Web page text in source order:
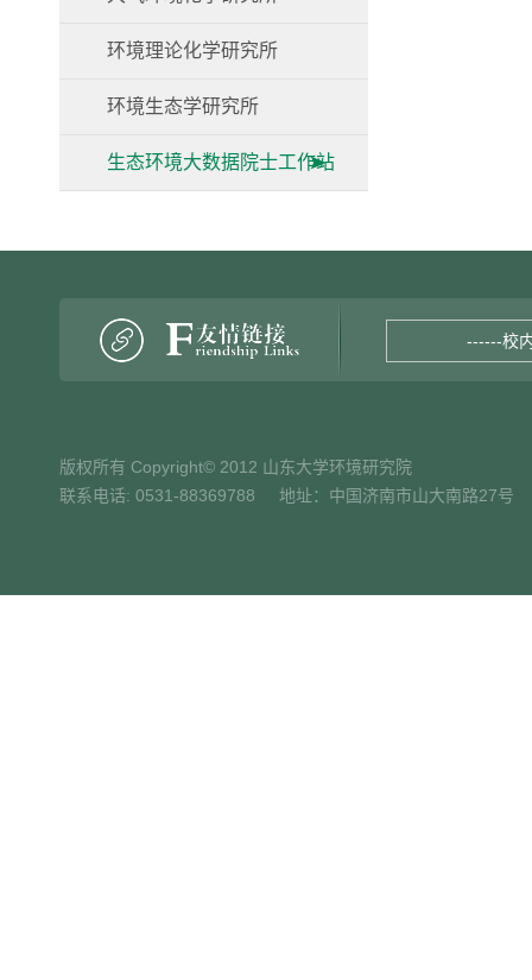
环境理论化学研究所
环境生态学研究所
生态环境大数据院士工作站
------校
版权所有 Copyright© 2012 山东大学环境研究院
联系电话: 0531-88369788 地址：中国济南市山大南路27号